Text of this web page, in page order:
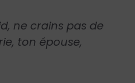
ne crains pas de
ton épouse,